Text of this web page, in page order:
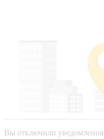
Вы отключили уведомления